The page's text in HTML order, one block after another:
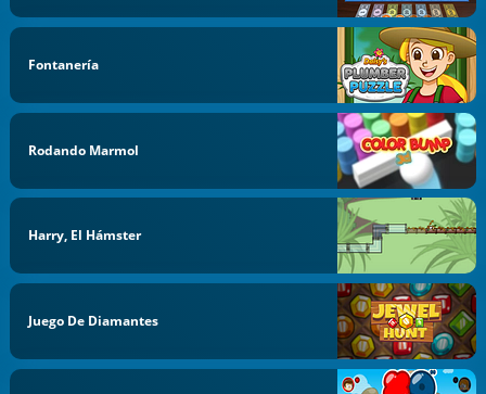
Fontanería
Rodando Marmol
Harry, El Hámster
Juego De Diamantes